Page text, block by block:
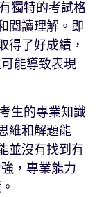
獨特的考試格
閱讀理解。即
得了好成績，
能導致表現
生的專業知識
維和解題能
並沒有找到有
，專業能力